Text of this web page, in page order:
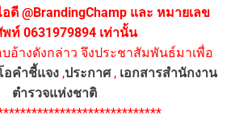
@BrandingChamp และ หมายเลข
ท์ 0631979894 เท่านั้น
อ้างดังกล่าว จึงประชาสัมพันธ์มาเพื่อ
อคำชี้แจง ,ประกาศ, เอกสารสำนักงาน
ตำรวจแห่งชาติ